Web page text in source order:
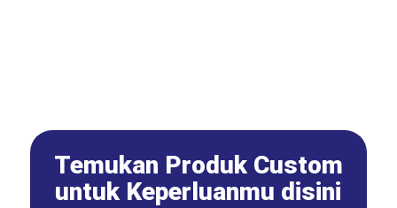
Temukan Produk Custom
untuk Keperluanmu disini